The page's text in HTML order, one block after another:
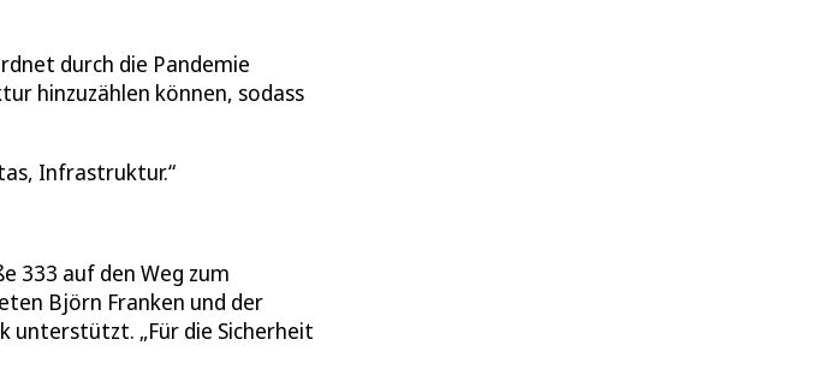
durch die Pandemie
hinzuzählen können, sodass
Infrastruktur.
333 auf den Weg zum
Björn Franken und der
unterstützt. „Für die Sicherheit